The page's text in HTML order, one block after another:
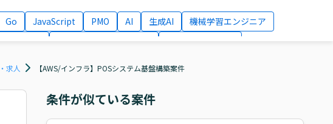
Go JavaScript PMO AI 生成AI
機械学習エンジニア
求人 【AWS/インフラ】POSシステム基盤構築案件
条件が似ている案件